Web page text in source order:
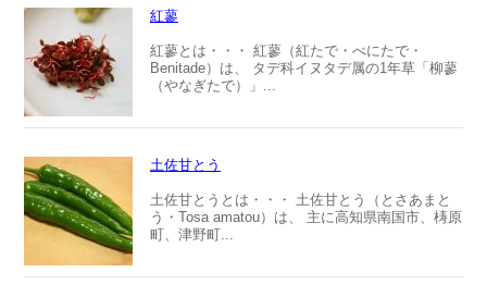
紅蓼
紅蓼とは・・・ 紅蓼（紅たで・べにたで・
Benitade）は、 タデ科イヌタデ属の1年草「柳蓼
（やなぎたで）」...
土佐甘とう
土佐甘とうとは・・・ 土佐甘とう（とさあまと
う・Tosa amatou）は、 主に高知県南国市、梼原
町、津野町...